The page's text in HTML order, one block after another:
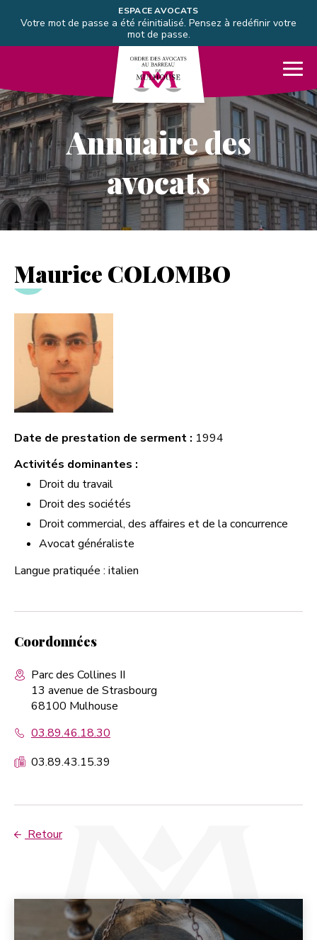
Aller directement à la navigation
Aller directement au contenu
ESPACE AVOCATS
Votre mot de passe a été réinitialisé. Pensez à redéfinir votre
mot de passe.
Barreau de Mulhouse
Annuaire des
avocats
Maurice COLOMBO
Date de prestation de serment : 1994
Activités dominantes :
Droit du travail
Droit des sociétés
Droit commercial, des affaires et de la concurrence
Avocat généraliste
Langue pratiquée : italien
Coordonnées
Parc des Collines II
13 avenue de Strasbourg
68100 Mulhouse
03.89.46.18.30
03.89.43.15.39
Retour